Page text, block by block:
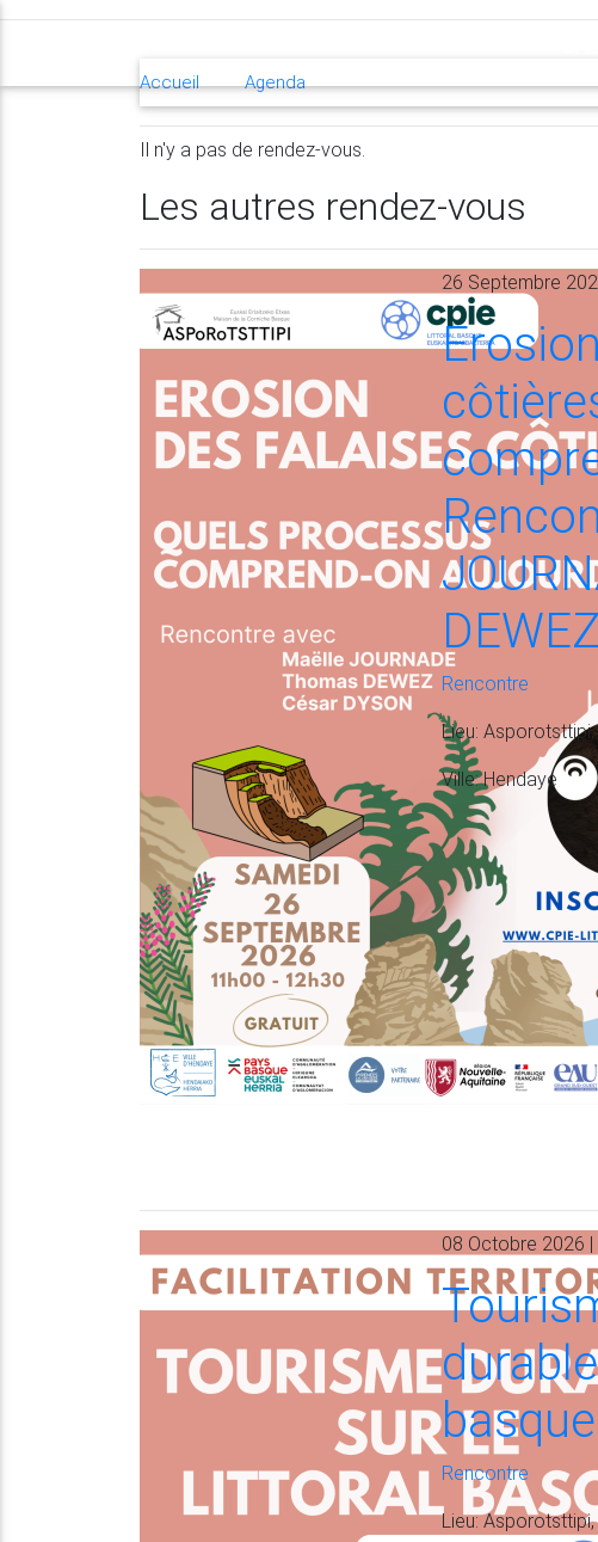
Accueil
Agenda Rencontre
Il n'y a pas de rendez-vous.
Les autres rendez-vous
26 Septembre
Rencontre
Lieu:
Ville: Hendaye
08 Octobre 2026 |
Rencontre
Lieu: